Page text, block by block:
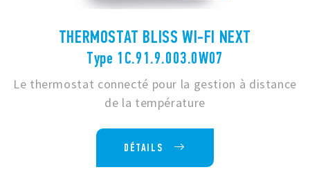
THERMOSTAT BLISS WI-FI NEXT
Type 1C.91.9.003.0W07
Le thermostat connecté pour la gestion à distance
de la température
DÉTAILS